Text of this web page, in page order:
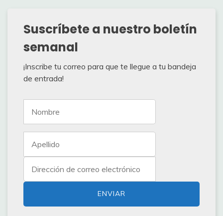
Suscríbete a nuestro boletín
semanal
¡Inscribe tu correo para que te llegue a tu bandeja
de entrada!